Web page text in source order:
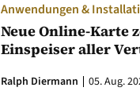
Anwendungen &
Neue Online-Karte
Einspeiser aller
Ralph Diermann 05. Aug.